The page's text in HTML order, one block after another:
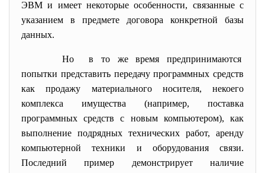
ЭВМ и имеет некоторые особенности, связанные с
указанием в предмете договора конкретной базы
данных.
Но в то же время предпринимаются
попытки представить передачу программных средств
как продажу материального носителя, некоего
комплекса имущества (например, поставка
программных средств с новым компьютером), как
выполнение подрядных технических работ, аренду
компьютерной техники и оборудования связи.
Последний пример демонстрирует наличие